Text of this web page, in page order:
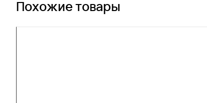
Похожие товары